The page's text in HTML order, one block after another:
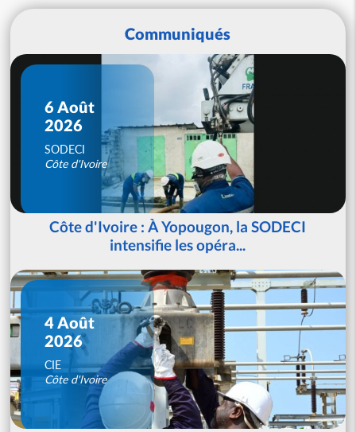
Communiqués
6 Août
2026
SODECI
Côte d'Ivoire
Côte d'Ivoire : À Yopougon, la SODECI
intensifie les opéra...
4 Août
2026
CIE
Côte d'Ivoire